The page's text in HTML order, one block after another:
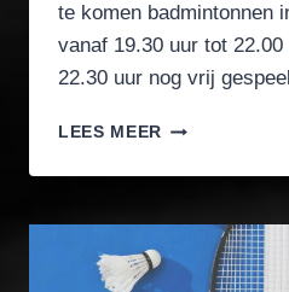
te komen badmintonnen
vanaf 19.30 uur tot
22.30 uur nog vrij
LEES MEER VRIENDEN-,
EN
TOERNOOI